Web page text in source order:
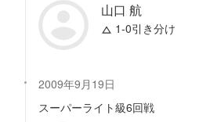
山口 航
1-0引き分け
2009年9月19日
スーパーライト級6回戦